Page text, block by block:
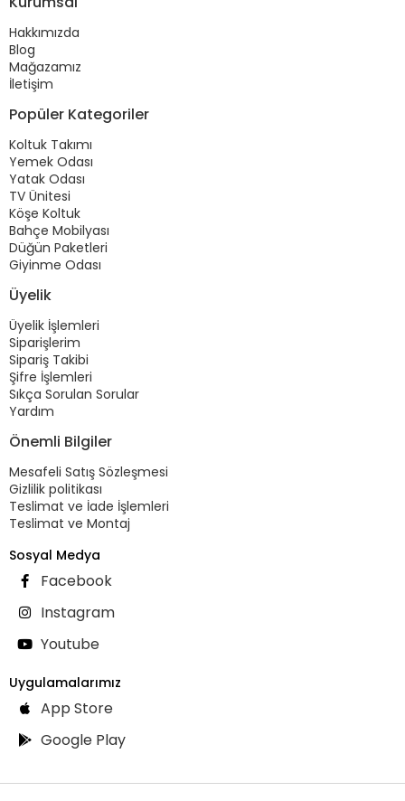
Hakkımızda
Blog
Mağazamız
İletişim
Popüler Kategoriler
Koltuk Takımı
Yemek Odası
Yatak Odası
TV Ünitesi
Köşe Koltuk
Bahçe Mobilyası
Düğün Paketleri
Giyinme Odası
Üyelik
Üyelik İşlemleri
Siparişlerim
Sipariş Takibi
Şifre İşlemleri
Sıkça Sorulan Sorular
Yardım
Önemli Bilgiler
Mesafeli Satış Sözleşmesi
Gizlilik politikası
Teslimat ve İade İşlemleri
Teslimat ve Montaj
Sosyal Medya
Facebook
Instagram
Youtube
Uygulamalarımız
App Store
Google Play